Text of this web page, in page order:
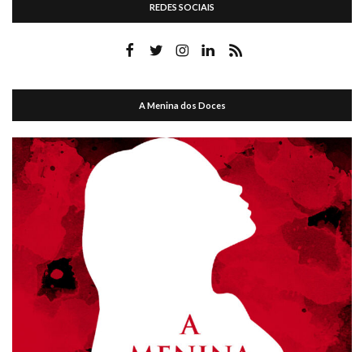
REDES SOCIAIS
A Menina dos Doces